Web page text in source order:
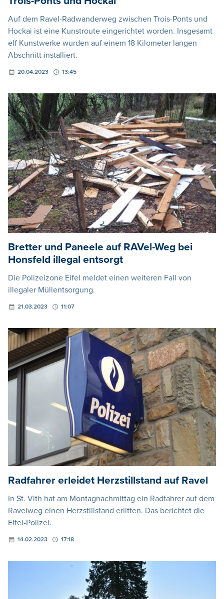
Auf dem Ravel-Radwanderweg zwischen Trois-Ponts und
Hockai ist eine Kunstroute eingerichtet worden. Insgesamt
elf Kunstwerke wurden auf einem 18 Kilometer langen
Abschnitt installiert.
20.04.2023 13:45
Bretter und Paneele auf RAVel-Weg bei
Honsfeld illegal entsorgt
Die Polizeizone Eifel meldet einen weiteren Fall von
illegaler Müllentsorgung.
21.03.2023 11:07
Radfahrer erleidet Herzstillstand auf Ravel
In St. Vith hat am Montagnachmittag ein Radfahrer auf dem
Ravelweg einen Herzstillstand erlitten. Das berichtet die
Eifel-Polizei.
14.02.2023 17:18